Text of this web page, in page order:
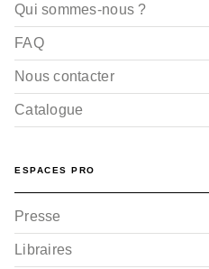
Qui sommes-nous ?
FAQ
Nous contacter
Catalogue
ESPACES PRO
Presse
Libraires